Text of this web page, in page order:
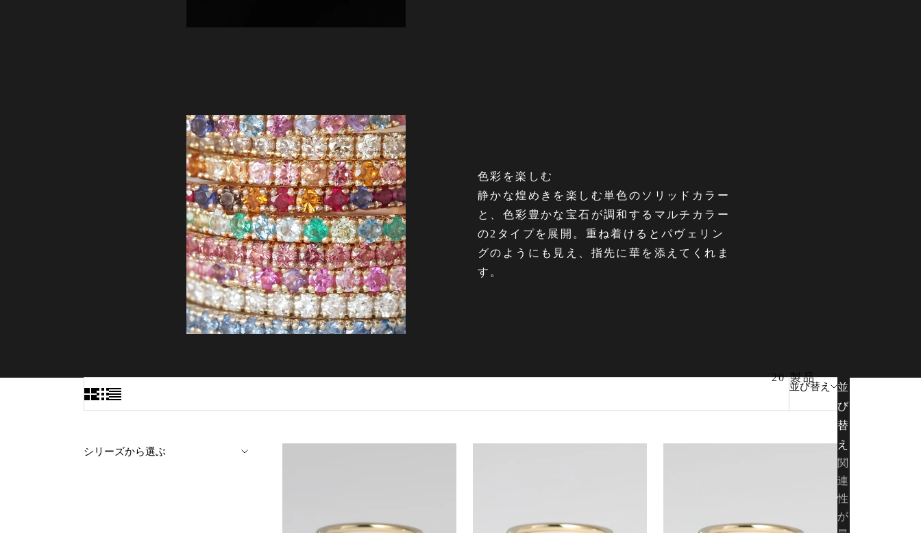
色彩を楽しむ
静かな煌めきを楽しむ単色のソリッドカラー
と、色彩豊かな宝石が調和するマルチカラー
の2タイプを展開。重ね着けるとパヴェリン
グのようにも見え、指先に華を添えてくれま
す。
並び替え
並
び
替
え
関
連
性
が
20 製品
シリーズから選ぶ